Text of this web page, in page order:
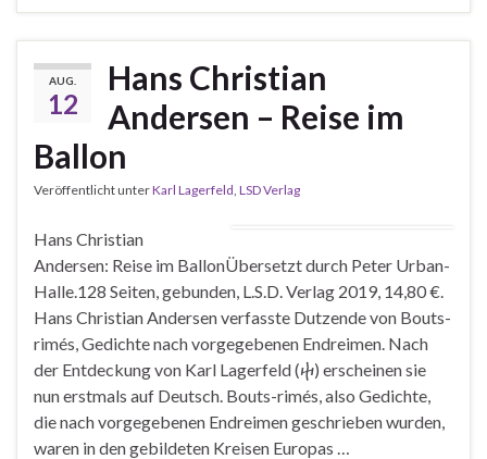
AUG.
12
Hans Christian
Andersen – Reise im
Ballon
Veröffentlicht unterKarl Lagerfeld LSD Verlag
Hans Christian
Andersen: Reise im BallonÜbersetzt durch Peter Urban-
Halle.128 Seiten, gebunden, L.S.D. Verlag 2019, 14,80 €.
Hans Christian Andersen verfasste Dutzende von Bouts-
rimés, Gedichte nach vorgegebenen Endreimen. Nach
der Entdeckung von Karl Lagerfeld (ⴕ) erscheinen sie
nun erstmals auf Deutsch. Bouts-rimés, also Gedichte,
die nach vorgegebenen Endreimen geschrieben wurden,
waren in den gebildeten Kreisen Europas …